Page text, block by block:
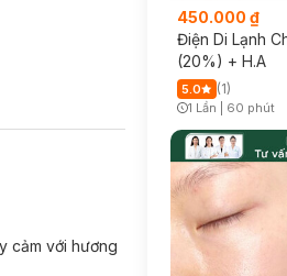
cảm với hương
450.000 ₫
Điện Di Lạnh
(20%) + H.A
5.0 (1)
Timer Gray Icon
1 Lần 60 phút